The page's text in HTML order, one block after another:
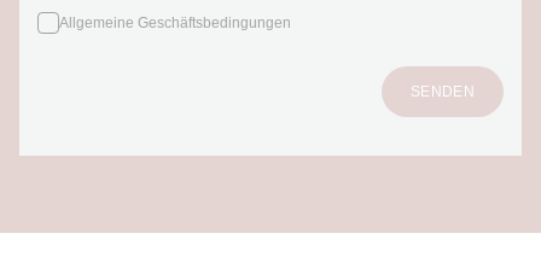
Allgemeine Geschäftsbedingungen
SENDEN